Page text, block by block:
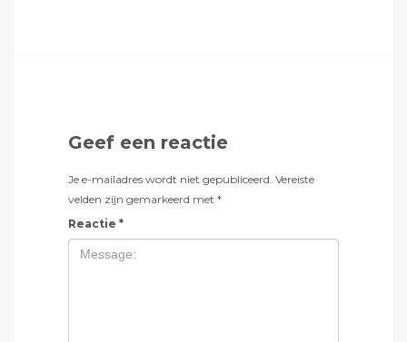
Geef een reactie
Je e-mailadres wordt niet gepubliceerd. Vereiste
velden zijn gemarkeerd met *
Reactie *